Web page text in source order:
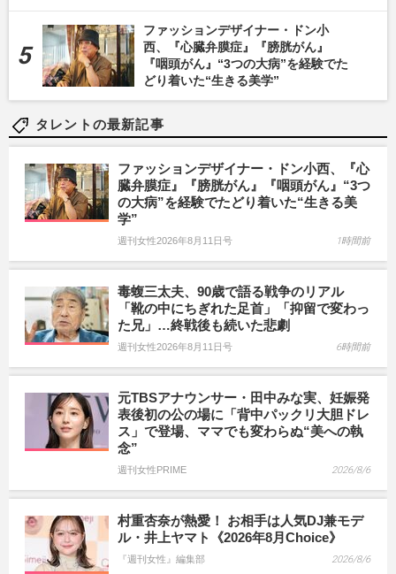
ファッションデザイナー・ドン小
西、『心臓弁膜症』『膀胱がん』
『咽頭がん』“3つの大病”を経験でた
どり着いた“生きる美学”
タレントの最新記事
ファッションデザイナー・ドン小西、『心
臓弁膜症』『膀胱がん』『咽頭がん』“3つ
の大病”を経験でたどり着いた“生きる美
学”
週刊女性2026年8月11日号 1時間前
毒蝮三太夫、90歳で語る戦争のリアル
「靴の中にちぎれた足首」「抑留で変わっ
た兄」…終戦後も続いた悲劇
週刊女性2026年8月11日号 6時間前
元TBSアナウンサー・田中みな実、妊娠発
表後初の公の場に「背中パックリ大胆ドレ
ス」で登場、ママでも変わらぬ“美への執
念”
週刊女性PRIME 2026/8/6
村重杏奈が熱愛！ お相手は人気DJ兼モデ
ル・井上ヤマト《2026年8月Choice》
『週刊女性』編集部 2026/8/6